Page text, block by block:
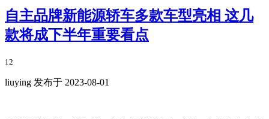
自主品牌新能源轿车多款车型亮相 这几
款将成下半年重要看点
12
liuying 发布于 2023-08-01